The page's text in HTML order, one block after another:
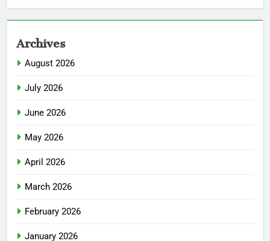
Archives
August 2026
July 2026
June 2026
May 2026
April 2026
March 2026
February 2026
January 2026